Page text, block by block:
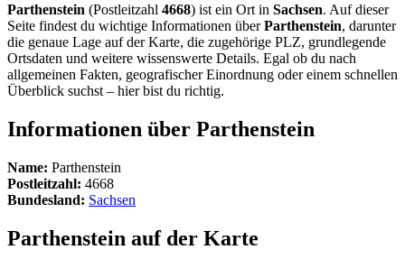
Parthenstein (Postleitzahl 4668) ist ein Ort in Sachsen. Auf dieser
Seite findest du wichtige Informationen überParthenstein, darunter
die genaue Lage auf der Karte, die zugehörige PLZ, grundlegende
Ortsdaten und weitere wissenswerte Details. Egal ob du nach
allgemeinen Fakten, geografischer Einordnung oder einem schnellen
Überblick suchst – hier bist du richtig.
Informationen über Parthenstein
Name: Parthenstein
Postleitzahl: 4668
Bundesland: Sachsen
Parthenstein auf der Karte